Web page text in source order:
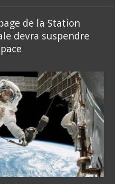
de la Station
devra suspendre